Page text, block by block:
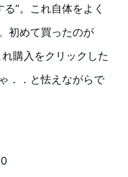
”。これ自体をよく
初めて買ったのが
購入をクリックした
．．と怯えながらで